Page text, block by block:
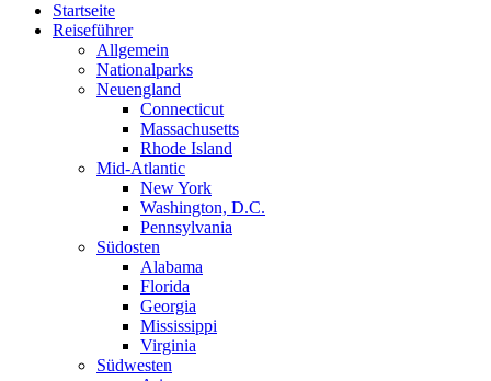
Startseite
Reiseführer
Allgemein
Nationalparks
Neuengland
Connecticut
Massachusetts
Rhode Island
Mid-Atlantic
New York
Washington, D.C.
Pennsylvania
Südosten
Alabama
Florida
Georgia
Mississippi
Virginia
Südwesten